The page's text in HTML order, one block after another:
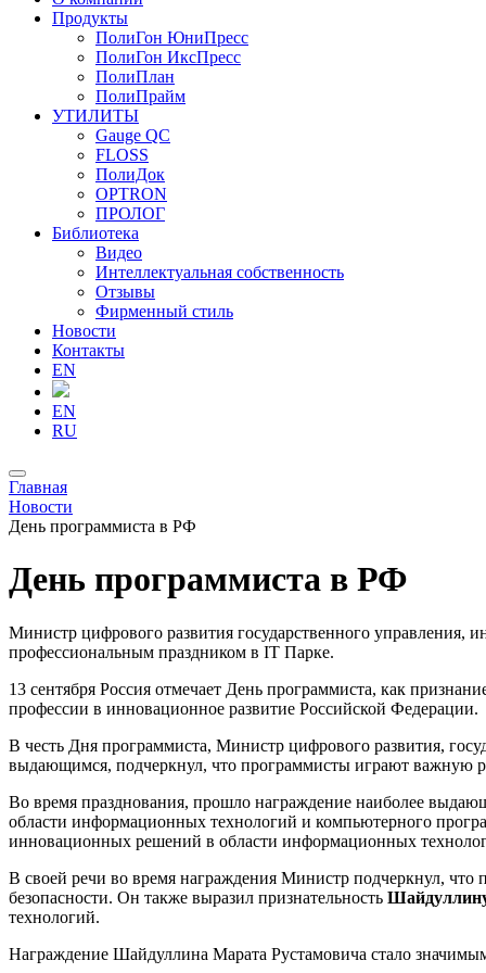
Продукты
ПолиГон ЮниПресс
ПолиГон ИксПресс
ПолиПлан
ПолиПрайм
УТИЛИТЫ
Gauge QC
FLOSS
ПолиДок
OPTRON
ПРОЛОГ
Библиотека
Видео
Интеллектуальная собственность
Отзывы
Фирменный стиль
Новости
Контакты
EN
EN
RU
Главная
Новости
День программиста в РФ
День программиста в РФ
Министр цифрового развития государственного управления,
профессиональным праздником в IT Парке.
13 сентября Россия отмечает День программиста, как
профессии в инновационное развитие Российской Федерации.
В честь Дня программиста, Министр цифрового развития,
выдающимся, подчеркнул, что программисты играют важную
Во время празднования, прошло награждение наиболее
области информационных технологий и компьютерного
инновационных решений в области информационных
В своей речи во время награждения Министр подчеркнул,
безопасности. Он также выразил признательность
технологий.
Награждение Шайдуллина Марата Рустамовича стало